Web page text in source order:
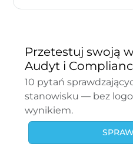
Przetestuj swoją
Audyt i
10 pytań
stanowisku — bez
wynikiem.